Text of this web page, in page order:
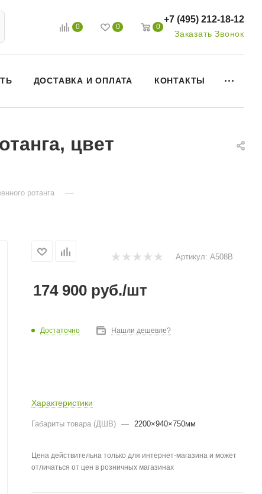
0 0 0
+7 (495) 212-18-12
Заказать Звонок
ДОСТАВКА И ОПЛАТА КОНТАКТЫ
цвет
ротанга —
Артикул: A508B
174 900 руб./шт
Достаточно Нашли дешевле?
Характеристики
Габариты товара (ДШВ) — 2200×940×750мм
Цена действительна только для интернет-магазина и может
отличаться от цен в розничных магазинах